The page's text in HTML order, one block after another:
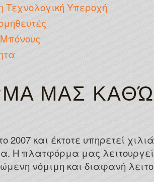
Υπεροχή
ΜΑΣ
2007 και έκτοτε υπηρετεί
Η πλατφόρμα μας
νόμιμη και διαφανή